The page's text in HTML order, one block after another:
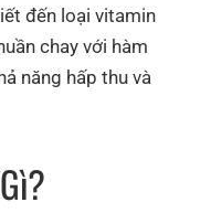
đến loại vitamin
chay với hàm
năng hấp thu và